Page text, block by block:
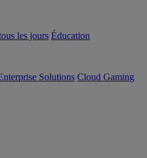
les jours Éducation
Solutions Cloud Gaming